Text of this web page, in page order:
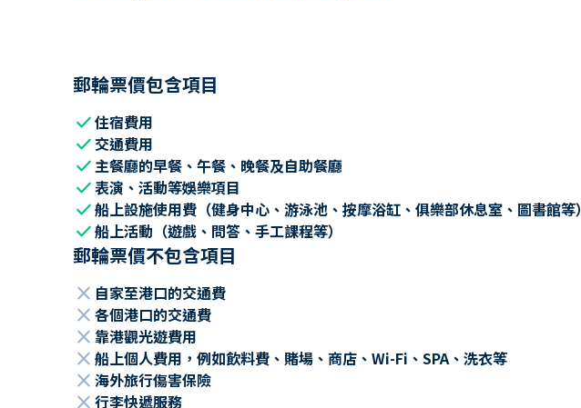
郵輪票價包含項目
check住宿費用
check 交通費用
check主餐廳的早餐、午餐、晚餐及自助餐廳
check表演、活動等娛樂項目
check船上設施使用費（健身中心、游泳池、按摩浴缸、俱樂部休息室、圖書館等）
check船上活動（遊戲、問答、手工課程等）
郵輪票價不包含項目
close 自家至港口的交通費
close 各個港口的交通費
close 靠港觀光遊費用
close 船上個人費用，例如飲料費、賭場、商店、Wi-Fi、SPA、洗衣等
close 海外旅行傷害保險
close 行李快遞服務